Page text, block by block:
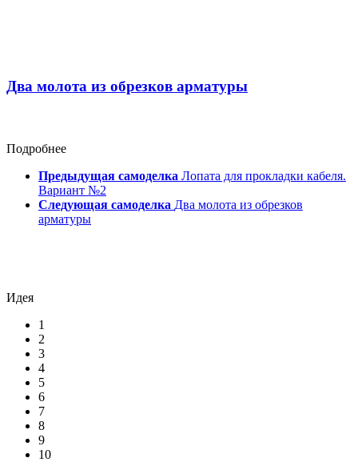
Два молота из обрезков арматуры
Подробнее
Предыдущая самоделка Лопата для прокладки кабеля.
Вариант №2
Следующая самоделка Два молота из обрезков
арматуры
Идея
1
2
3
4
5
6
7
8
9
10